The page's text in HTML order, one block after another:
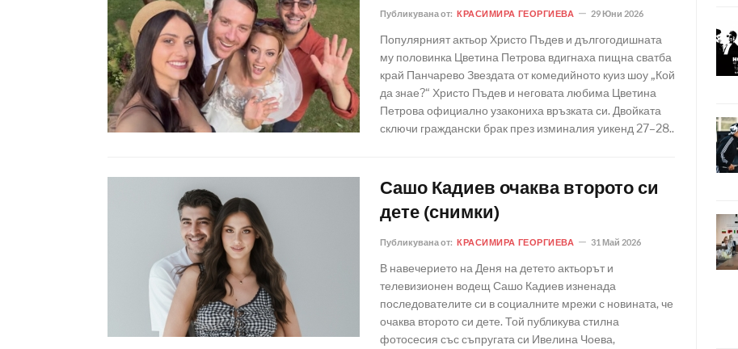
Публикувана от: КРАСИМИРА ГЕОРГИЕВА 29 Юни 2026
Популярният актьор Христо Пъдев и дългогодишната
му половинка Цветина Петрова вдигнаха пищна сватба
край Панчарево Звездата от комедийното куиз шоу „Кой
да знае?“ Христо Пъдев и неговата любима Цветина
Петрова официално узакониха връзката си. Двойката
сключи граждански брак през изминалия уикенд 27–28..
Сашо Кадиев очаква второто си
дете (снимки)
Публикувана от: КРАСИМИРА ГЕОРГИЕВА 31 Май 2026
В навечерието на Деня на детето актьорът и
телевизионен водещ Сашо Кадиев изненада
последователите си в социалните мрежи с новината, че
очаква второто си дете. Той публикува стилна
фотосесия със съпругата си Ивелина Чоева,